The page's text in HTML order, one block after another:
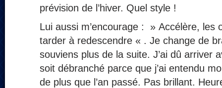
prévision de l’hiver. Quel style !
Lui aussi m’encourage : » Accélère, les
tarder à redescendre « . Je change de
souviens plus de la suite. J’ai dû arriver
soit débranché parce que j’ai entendu
de plus que l’an passé. Pas brillant.